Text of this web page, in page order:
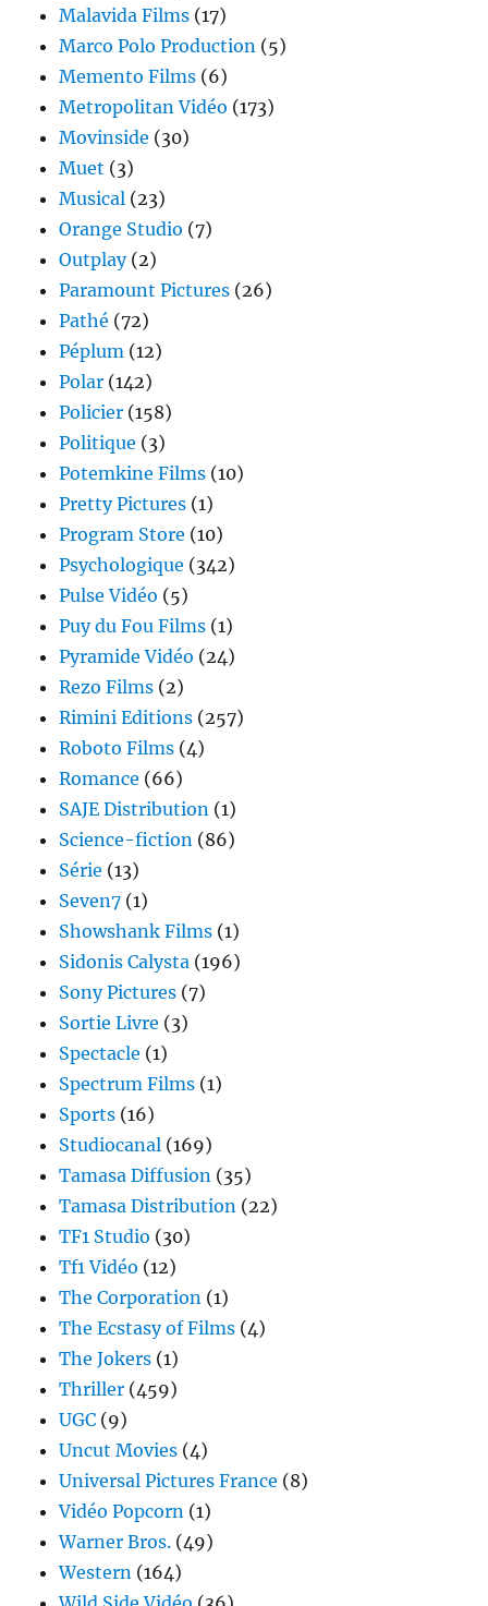
Malavida Films (17)
Marco Polo Production (5)
Memento Films (6)
Metropolitan Vidéo (173)
Movinside (30)
Muet (3)
Musical (23)
Orange Studio (7)
Outplay(2)
Paramount Pictures (26)
Pathé (72)
Péplum (12)
Polar (142)
Policier (158)
Politique (3)
Potemkine Films (10)
Pretty Pictures (1)
Program Store (10)
Psychologique (342)
Pulse Vidéo (5)
Puy du Fou Films (1)
Pyramide Vidéo (24)
Rezo Films (2)
Rimini Editions (257)
Roboto Films (4)
Romance (66)
SAJE Distribution (1)
Science-fiction (86)
Série (13)
Seven7 (1)
Showshank Films (1)
Sidonis Calysta (196)
Sony Pictures (7)
Sortie Livre (3)
Spectacle (1)
Spectrum Films (1)
Sports (16)
Studiocanal (169)
Tamasa Diffusion (35)
Tamasa Distribution (22)
TF1 Studio (30)
Tf1 Vidéo (12)
The Corporation (1)
The Ecstasy of Films (4)
The Jokers (1)
Thriller (459)
UGC (9)
Uncut Movies (4)
Universal Pictures France (8)
Vidéo Popcorn (1)
Warner Bros. (49)
Western (164)